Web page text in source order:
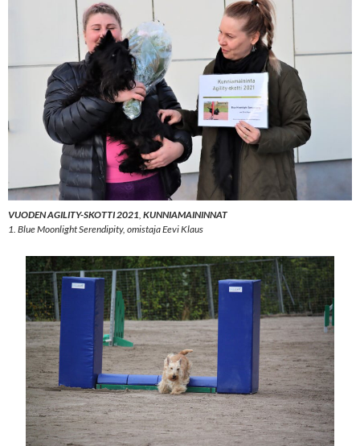
VUODEN AGILITY-SKOTTI 2021 KUNNIAMAININNAT
1. Blue Moonlight Serendipity, omistaja Eevi Klaus